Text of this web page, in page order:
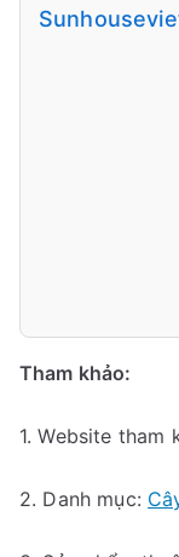
Tham khảo:
1. Website tham
2. Danh mục: